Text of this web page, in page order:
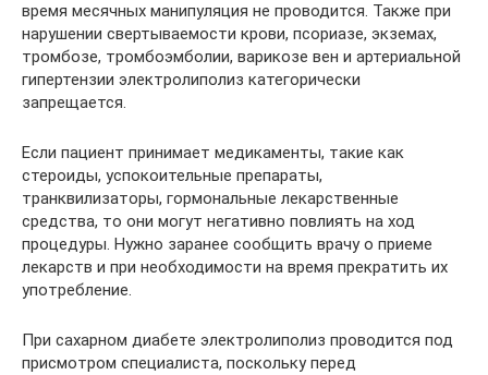
время месячных манипуляция не проводится. Также при
нарушении свертываемости крови, псориазе, экземах,
тромбозе, тромбоэмболии, варикозе вен и артериальной
гипертензии электролиполиз категорически
запрещается.
Если пациент принимает медикаменты, такие как
стероиды, успокоительные препараты,
транквилизаторы, гормональные лекарственные
средства, то они могут негативно повлиять на ход
процедуры. Нужно заранее сообщить врачу о приеме
лекарств и при необходимости на время прекратить их
употребление.
При сахарном диабете электролиполиз проводится под
присмотром специалиста, поскольку перед